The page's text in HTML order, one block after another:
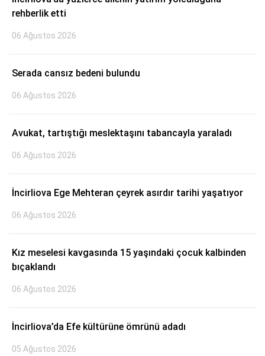
rehberlik etti
06 Ağustos 2026
Serada cansız bedeni bulundu
06 Ağustos 2026
Avukat, tartıştığı meslektaşını tabancayla yaraladı
06 Ağustos 2026
İncirliova Ege Mehteran çeyrek asırdır tarihi yaşatıyor
06 Ağustos 2026
Kız meselesi kavgasında 15 yaşındaki çocuk kalbinden
bıçaklandı
06 Ağustos 2026
İncirliova’da Efe kültürüne ömrünü adadı
05 Ağustos 2026